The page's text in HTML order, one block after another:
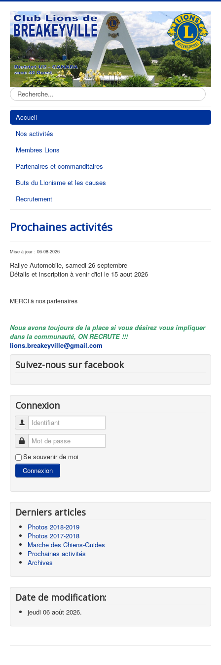
Recherche:
Accueil
Nos activités
Membres Lions
Partenaires et commanditaires
Buts du Lionisme et les causes
Recrutement
Prochaines activités
Mise à jour : 06-08-2026
Rallye Automobile, samedi 26 septembre
Détails et inscription à venir d'ici le 15 aout 2026
MERCI à nos partenaires
Nous avons toujours de la place si vous désirez vous impliquer
dans la communauté, ON RECRUTE !!!
lions.breakeyville@gmail.com
Suivez-nous sur facebook
Connexion
Identifiant
Mot de passe
Se souvenir de moi
Connexion
Derniers articles
Photos 2018-2019
Photos 2017-2018
Marche des Chiens-Guides
Prochaines activités
Archives
Date de modification:
jeudi 06 août 2026.